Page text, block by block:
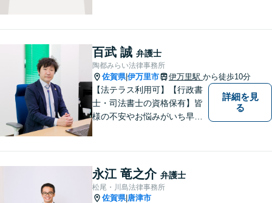
寧にお話を伺うことを大切に
しています。
百武 誠 弁護士
陶都みらい法律事務所
佐賀県|伊万里市 伊万里駅 から徒歩10分
【法テラス利用可】【行政書
士・司法書士の資格保有】皆
様の不安やお悩みがいち早く
たします。また、依頼者様が
お悩みを話しやすい環境作り
を心がけております。
詳細を見
る
永江 竜之介 弁護士
松尾・川島法律事務所
佐賀県| 唐津市